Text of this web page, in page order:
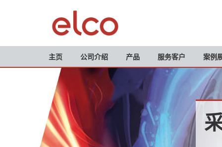
主页 公司介绍 产品 服务客户 案例